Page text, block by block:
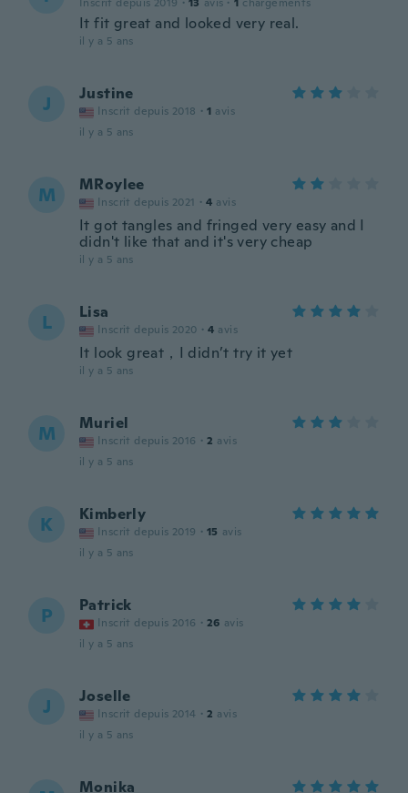
It fit great and looked very real.
il y a 5 ans
J Justine
Inscrit depuis 2018 · 1 avis
il y a 5 ans
M MRoylee
Inscrit depuis 2021 · 4 avis
It got tangles and fringed very easy and I
didn't like that and it's very cheap
il y a 5 ans
L Lisa
Inscrit depuis 2020 · 4 avis
It look great，I didn’t try it yet
il y a 5 ans
M Muriel
Inscrit depuis 2016 · 2 avis
il y a 5 ans
K Kimberly
Inscrit depuis 2019 · 15 avis
il y a 5 ans
P Patrick
Inscrit depuis 2016 · 26 avis
il y a 5 ans
J Joselle
Inscrit depuis 2014 · 2 avis
il y a 5 ans
Monika